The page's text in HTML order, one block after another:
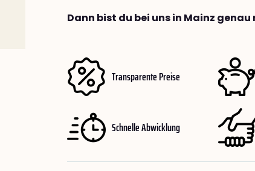
Dann bist du bei uns in Mainz
Transparente Preise
Schnelle Abwicklung